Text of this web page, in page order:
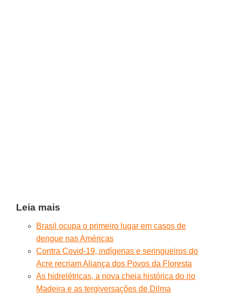
Leia mais
Brasil ocupa o primeiro lugar em casos de
dengue nas Américas
Contra Covid-19, indígenas e seringueiros do
Acre recriam Aliança dos Povos da Floresta
As hidrelétricas, a nova cheia histórica do rio
Madeira e as tergiversações de Dilma